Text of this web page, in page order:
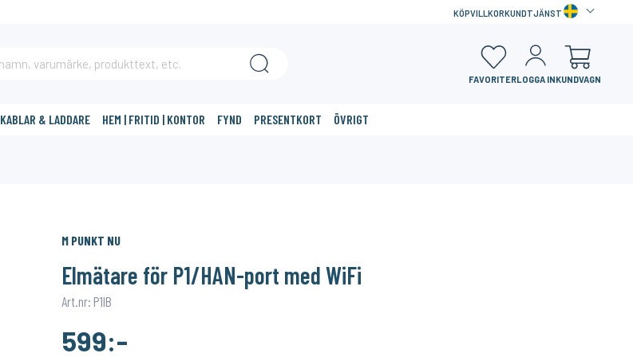
KÖPVILLKORKUNDTJÄNST
FAVORITERLOGGA INKUNDVAGN
KABLAR & LADDARE HEM | FRITID | KONTOR FYND PRESENTKORT ÖVRIGT
M PUNKT NU
Elmätare för P1/HAN-port med WiFi
Art.nr: P1IB
599:-